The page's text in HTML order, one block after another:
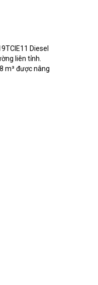
Diesel
liên tỉnh.
m³ được nâng